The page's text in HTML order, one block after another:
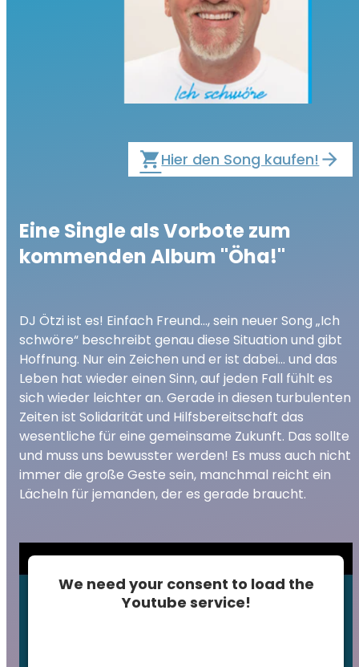
local_grocery_storeHier den Song kaufen!
Eine Single als Vorbote zum
kommenden Album "Öha!"
DJ Ötzi ist es! Einfach Freund…, sein neuer Song „Ich
schwöre“ beschreibt genau diese Situation und gibt
Hoffnung. Nur ein Zeichen und er ist dabei… und das
Leben hat wieder einen Sinn, auf jeden Fall fühlt es
sich wieder leichter an. Gerade in diesen turbulenten
Zeiten ist Solidarität und Hilfsbereitschaft das
wesentliche für eine gemeinsame Zukunft. Das sollte
und muss uns bewusster werden! Es muss auch nicht
immer die große Geste sein, manchmal reicht ein
Lächeln für jemanden, der es gerade braucht.
We need your consent to load the
Youtube service!